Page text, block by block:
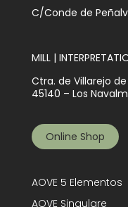
C/Conde de
MILL |
Ctra. de Villarejo
45140 – Los
Online Shop
AOVE 5 Elementos
AOVE Singulare